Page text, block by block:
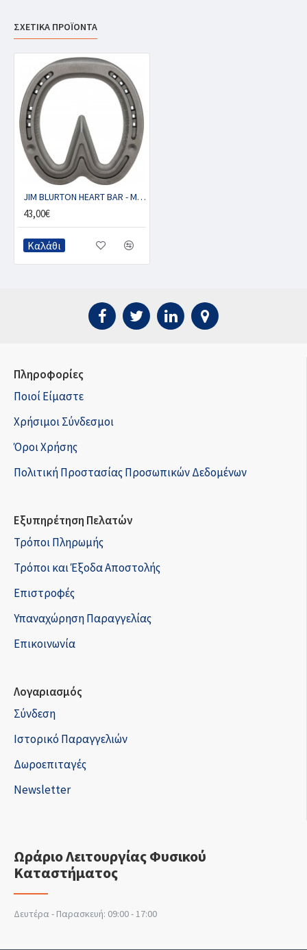
ΣΧΕΤΙΚΑ ΠΡΟΪΟΝΤΑ
JIM BLURTON HEART BAR - Μπροστινό με 2 κλιπ (ζευγ.)
43,00€
Καλάθι
Πληροφορίες
Ποιοί Είμαστε
Χρήσιμοι Σύνδεσμοι
Όροι Χρήσης
Πολιτική Προστασίας Προσωπικών Δεδομένων
Εξυπηρέτηση Πελατών
Τρόποι Πληρωμής
Τρόποι και Έξοδα Αποστολής
Επιστροφές
Υπαναχώρηση Παραγγελίας
Επικοινωνία
Λογαριασμός
Σύνδεση
Ιστορικό Παραγγελιών
Δωροεπιταγές
Newsletter
Ωράριο Λειτουργίας Φυσικού
Καταστήματος
Δευτέρα - Παρασκευή: 09:00 - 17:00